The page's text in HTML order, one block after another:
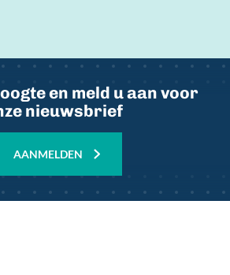
en meld u aan voor
nieuwsbrief
AANMELDEN